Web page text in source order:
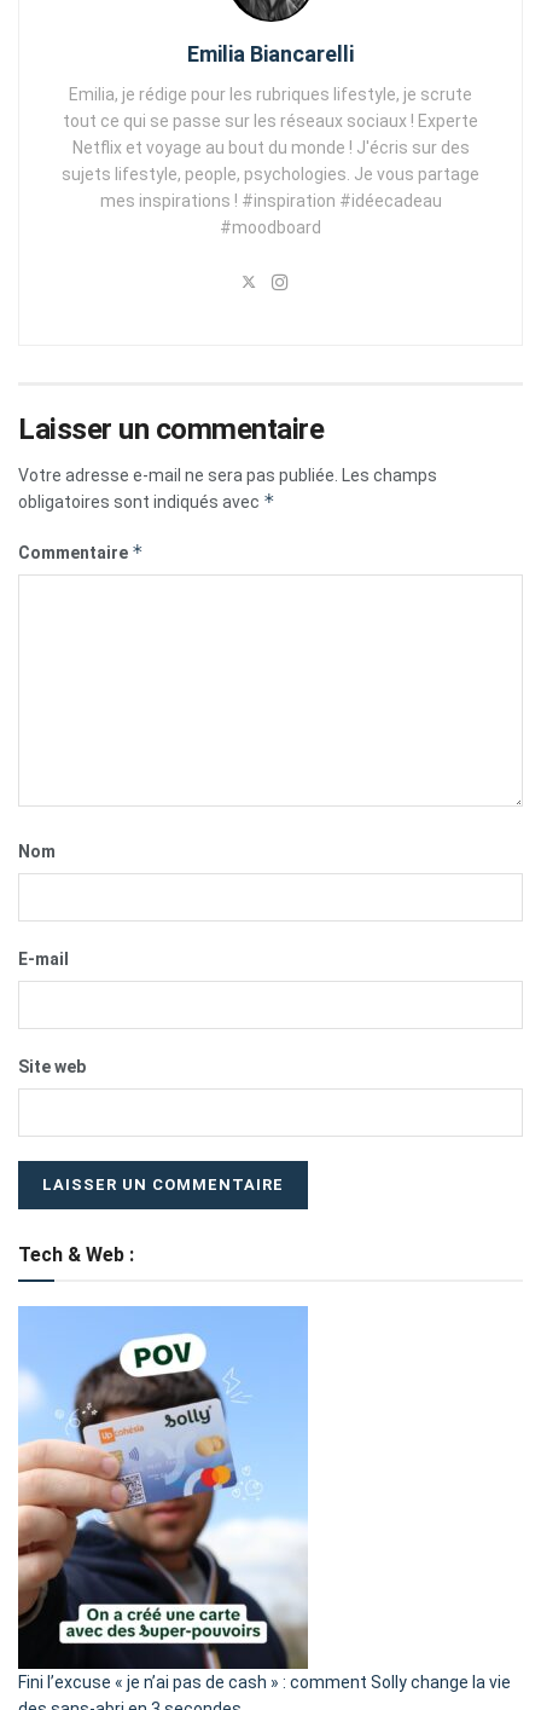
Emilia Biancarelli
Emilia, je rédige pour les rubriques lifestyle, je scrute
tout ce qui se passe sur les réseaux sociaux ! Experte
Netflix et voyage au bout du monde ! J'écris sur des
sujets lifestyle, people, psychologies. Je vous partage
mes inspirations ! #inspiration #idéecadeau
#moodboard
Laisser un commentaire
Votre adresse e-mail ne sera pas publiée.
Les champs
obligatoires sont indiqués avec *
Commentaire *
Nom
E-mail
Site web
Tech & Web :
Fini l’excuse « je n’ai pas de cash » : comment Solly change la vie